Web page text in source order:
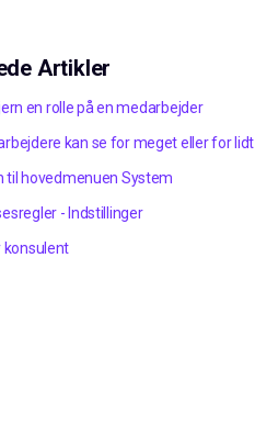
Artikler
en rolle på en medarbejder
kan se for meget eller for lidt
til hovedmenuen System
- Indstillinger
konsulent